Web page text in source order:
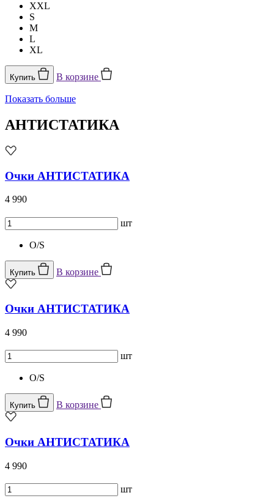
XXL
S
M
L
XL
Купить В корзине
Показать больше
АНТИСТАТИКА
Очки АНТИСТАТИКА
4 990
шт
O/S
Купить В корзине
Очки АНТИСТАТИКА
4 990
шт
O/S
Купить В корзине
Очки АНТИСТАТИКА
4 990
шт